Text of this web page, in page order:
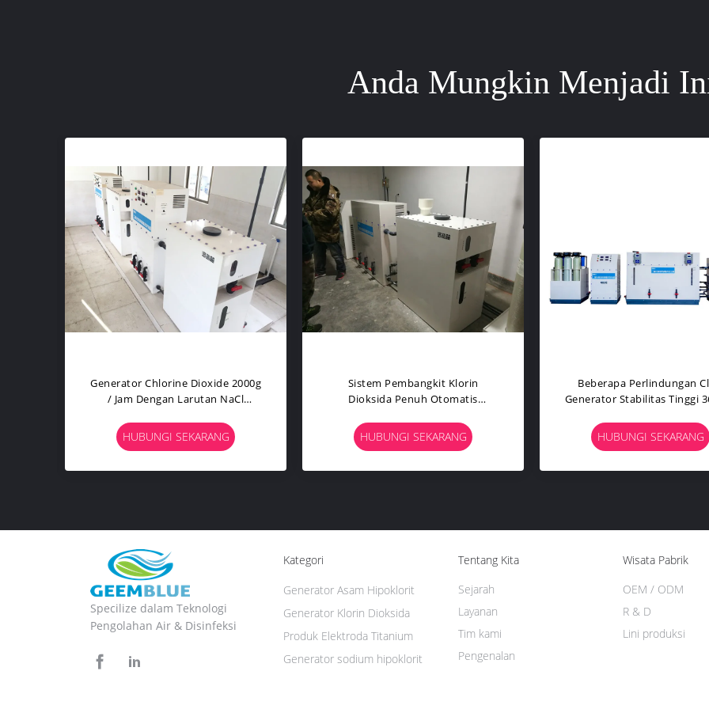
Anda Mungkin Menjadi
Generator Gas Klorin Dioksida
Kinerja Tinggi Dengan Output
HUBUNGI SEKARANG
24kWh / Kg Cl2 Chlorine Dioxide
Unit 1500 * 3700 * 1500mm Untuk
HUBUNGI SEKARANG
Kekuatan Tinggi Chlorine
Generator 4000 G / H
HUBUNGI SEKARANG
Specilize dalam Teknologi
Pengolahan Air & Disinfeksi
Kategori
Generator sodium hipoklorit
Generator Asam Hipoklorit
Generator Klorin Dioksida
Produk Elektroda Titanium
Tentang Kita
Pengenalan
Sejarah
Layanan
Tim kami
Wisata Pabrik
Lini produksi
OEM / ODM
R & D